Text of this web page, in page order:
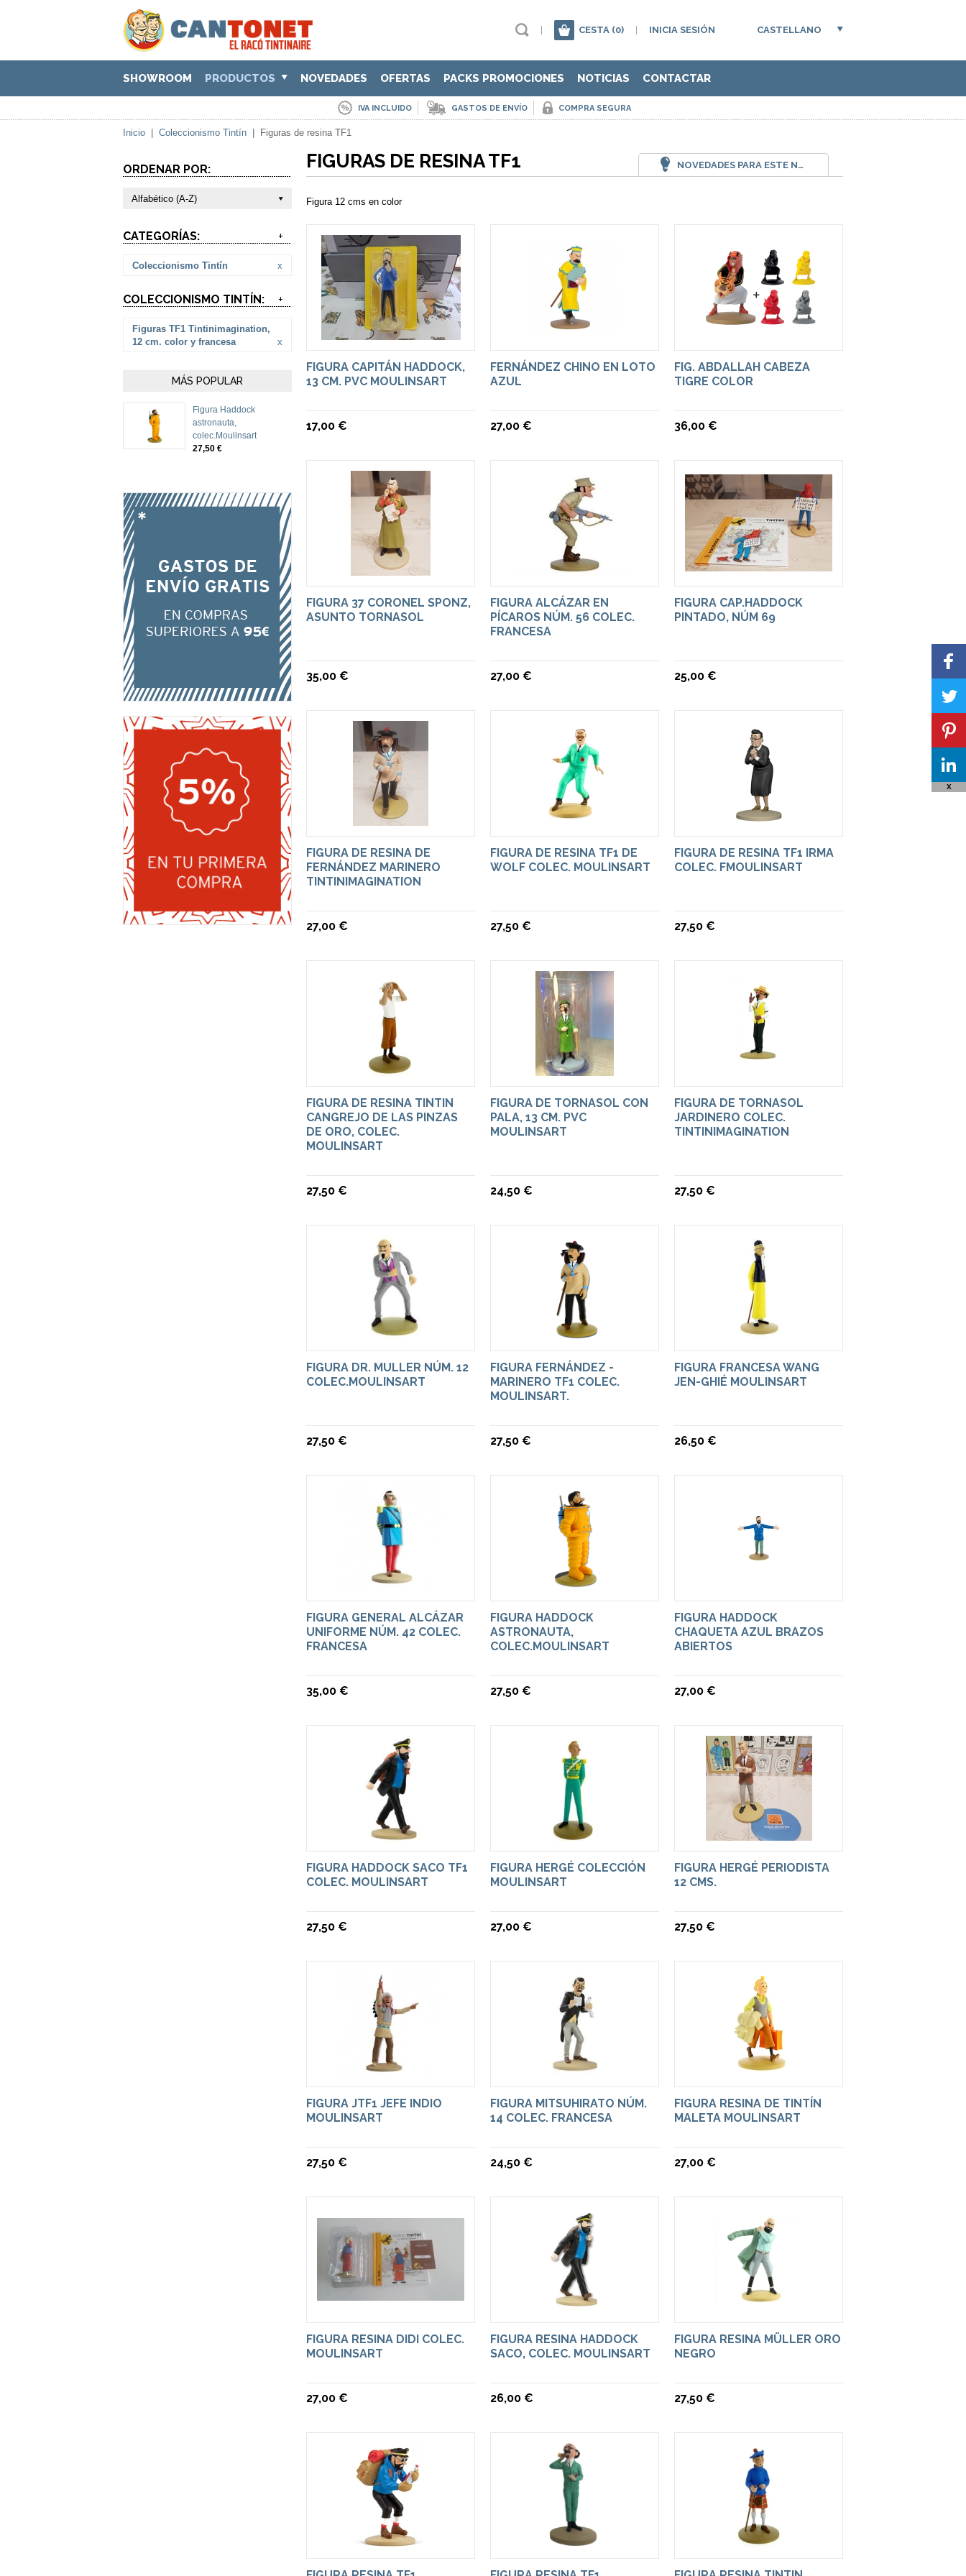
CESTA (0) INICIA SESIÓN CASTELLANO
SHOWROOM PRODUCTOS NOVEDADES OFERTAS PACKS PROMOCIONES NOTICIAS CONTACTAR
IVA INCLUIDO GASTOS DE ENVÍO COMPRA SEGURA
Inicio Coleccionismo Tintín Figuras de resina TF1
ORDENAR POR:
Alfabético (A-Z)
CATEGORÍAS: +
Coleccionismo Tintín x
COLECCIONISMO TINTÍN: +
Figuras TF1 Tintinimagination,
12 cm. color y francesa
x
MÁS POPULAR
Figura Haddock
astronauta,
colec.Moulinsart
27,50 €
FIGURAS DE RESINA TF1 NOVEDADES PARA ESTE NOVIEMBRE EN CANTONET
Figura 12 cms en color
FIGURA CAPITÁN HADDOCK,
13 CM. PVC MOULINSART
17,00 €
FERNÁNDEZ CHINO EN LOTO
AZUL
27,00 €
FIG. ABDALLAH CABEZA
TIGRE COLOR
36,00 €
FIGURA 37 CORONEL SPONZ,
ASUNTO TORNASOL
35,00 €
FIGURA ALCÁZAR EN
PÍCAROS NÚM. 56 COLEC.
FRANCESA
27,00 €
FIGURA CAP.HADDOCK
PINTADO, NÚM 69
25,00 €
FIGURA DE RESINA DE
FERNÁNDEZ MARINERO
TINTINIMAGINATION
27,00 €
FIGURA DE RESINA TF1 DE
WOLF COLEC. MOULINSART
27,50 €
FIGURA DE RESINA TF1 IRMA
COLEC. FMOULINSART
27,50 €
FIGURA DE RESINA TINTIN
CANGREJO DE LAS PINZAS
DE ORO, COLEC.
MOULINSART
27,50 €
FIGURA DE TORNASOL CON
PALA, 13 CM. PVC
MOULINSART
24,50 €
FIGURA DE TORNASOL
JARDINERO COLEC.
TINTINIMAGINATION
27,50 €
FIGURA DR. MULLER NÚM. 12
COLEC.MOULINSART
27,50 €
FIGURA FERNÁNDEZ -
MARINERO TF1 COLEC.
MOULINSART.
27,50 €
FIGURA FRANCESA WANG
JEN-GHIÉ MOULINSART
26,50 €
FIGURA GENERAL ALCÁZAR
UNIFORME NÚM. 42 COLEC.
FRANCESA
35,00 €
FIGURA HADDOCK
ASTRONAUTA,
COLEC.MOULINSART
27,50 €
FIGURA HADDOCK
CHAQUETA AZUL BRAZOS
ABIERTOS
27,00 €
FIGURA HADDOCK SACO TF1
COLEC. MOULINSART
27,50 €
FIGURA HERGÉ COLECCIÓN
MOULINSART
27,00 €
FIGURA HERGÉ PERIODISTA
12 CMS.
27,50 €
FIGURA JTF1 JEFE INDIO
MOULINSART
27,50 €
FIGURA MITSUHIRATO NÚM.
14 COLEC. FRANCESA
24,50 €
FIGURA RESINA DE TINTÍN
MALETA MOULINSART
27,00 €
FIGURA RESINA DIDI COLEC.
MOULINSART
27,00 €
FIGURA RESINA HADDOCK
SACO, COLEC. MOULINSART
26,00 €
FIGURA RESINA MÜLLER ORO
NEGRO
27,50 €
X